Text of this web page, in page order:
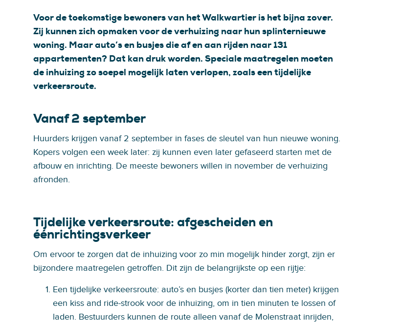
Voor de toekomstige bewoners van het Walkwartier is het bijna zover.
Zij kunnen zich opmaken voor de verhuizing naar hun splinternieuwe
woning. Maar auto’s en busjes die af en aan rijden naar 131
appartementen? Dat kan druk worden. Speciale maatregelen moeten
de inhuizing zo soepel mogelijk laten verlopen, zoals een tijdelijke
verkeersroute.
Vanaf 2 september
Huurders krijgen vanaf 2 september in fases de sleutel van hun nieuwe woning.
Kopers volgen een week later: zij kunnen even later gefaseerd starten met de
afbouw en inrichting. De meeste bewoners willen in november de verhuizing
afronden.
Tijdelijke verkeersroute: afgescheiden en
éénrichtingsverkeer
Om ervoor te zorgen dat de inhuizing voor zo min mogelijk hinder zorgt, zijn er
bijzondere maatregelen getroffen. Dit zijn de belangrijkste op een rijtje:
Een tijdelijke verkeersroute: auto’s en busjes (korter dan tien meter) krijgen
een kiss and ride-strook voor de inhuizing, om in tien minuten te lossen of
laden. Bestuurders kunnen de route alleen vanaf de Molenstraat inrijden,